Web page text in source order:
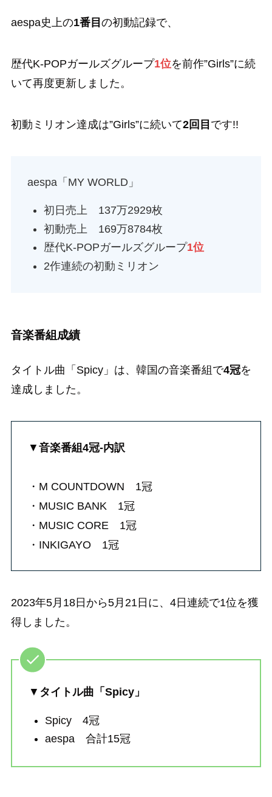
aespa史上の1番目 の初動記録で、
歴代K-POPガールズグループ1位を前作”Girls”に続
いて再度更新しました。
初動ミリオン達成は”Girls”に続いて2回目 です!!
aespa「MY WORLD」
初日売上 137万2929枚
初動売上 169万8784枚
歴代K-POPガールズグループ1位
2作連続の初動ミリオン
音楽番組成績
タイトル曲「Spicy」は、韓国の音楽番組で4冠を
達成しました。
▼ 音楽番組4冠-内訳
・M COUNTDOWN 1冠
・MUSIC BANK 1冠
・MUSIC CORE 1冠
・INKIGAYO 1冠
2023年5月18日から5月21日に、4日連続で1位を獲
得しました。
▼ タイトル曲「Spicy」
Spicy 4冠
aespa 合計15冠